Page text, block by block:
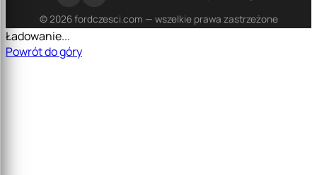
© 2026 fordczesci.com — wszelkie prawa zastrzeżone
Ładowanie...
Powrót do góry